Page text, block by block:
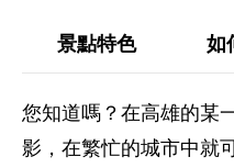
景點特色 如
您知道嗎？在高雄的某
影，在繁忙的城市中就